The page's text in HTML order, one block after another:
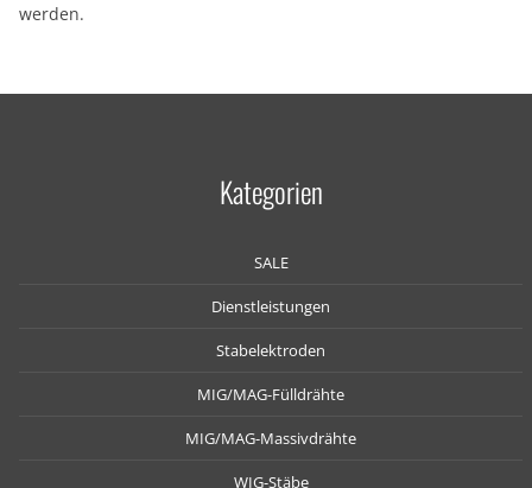
werden.
Kategorien
SALE
Dienstleistungen
Stabelektroden
MIG/MAG-Fülldrähte
MIG/MAG-Massivdrähte
WIG-Stäbe